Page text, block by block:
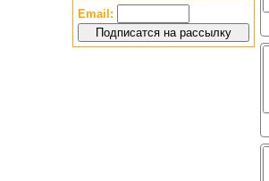
Email: